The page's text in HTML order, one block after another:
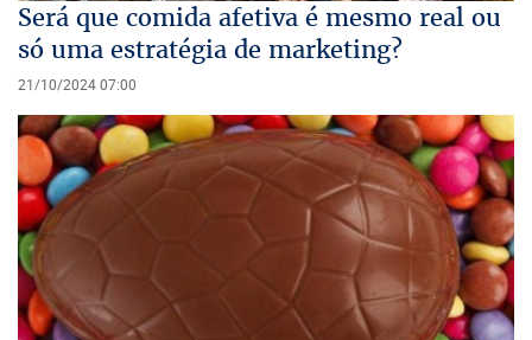
Será que comida afetiva é mesmo real ou
só uma estratégia de marketing?
21/10/2024 07:00